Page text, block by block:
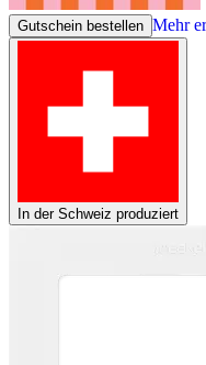
Gutschein bestellen Mehr
In der Schweiz produziert